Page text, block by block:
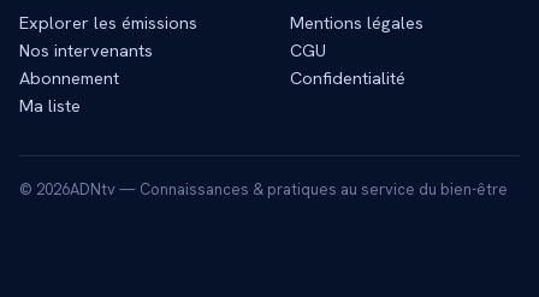
Explorer les émissions
Nos intervenants
Abonnement
Ma liste
Mentions légales
CGU
Confidentialité
© 2026ADNtv — Connaissances & pratiques au service du bien-être